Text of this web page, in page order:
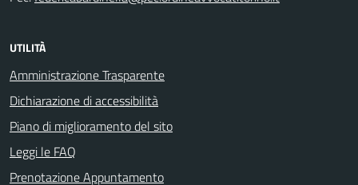
UTILITÀ
Amministrazione Trasparente
Dichiarazione di accessibilità
Piano di miglioramento del sito
Leggi le FAQ
Prenotazione Appuntamento